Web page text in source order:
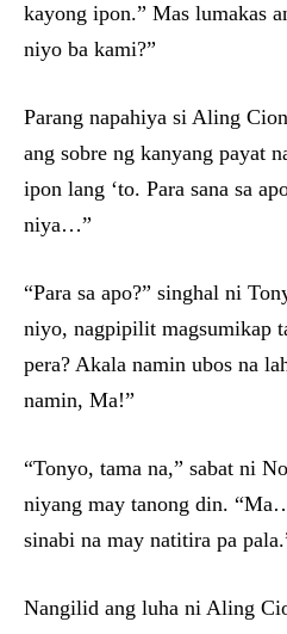
kayong ipon.” Mas lumakas
niyo ba kami?”
Parang napahiya si Aling
ang sobre ng kanyang payat
ipon lang ‘to. Para sana sa
niya…”
“Para sa apo?” singhal ni
niyo, nagpipilit magsumikap
pera? Akala namin ubos na
namin, Ma!”
“Tonyo, tama na,” sabat ni
niyang may tanong din.
sinabi na may natitira pa
Nangilid ang luha ni Aling